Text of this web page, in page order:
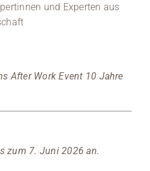
und Experten aus
After Work Event 10 Jahre
zum 7. Juni 2026 an.